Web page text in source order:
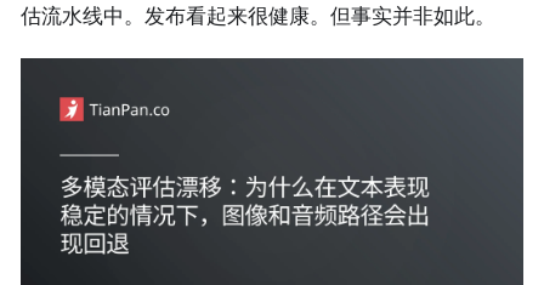
估流水线中。发布看起来很健康。但事实并非如此。